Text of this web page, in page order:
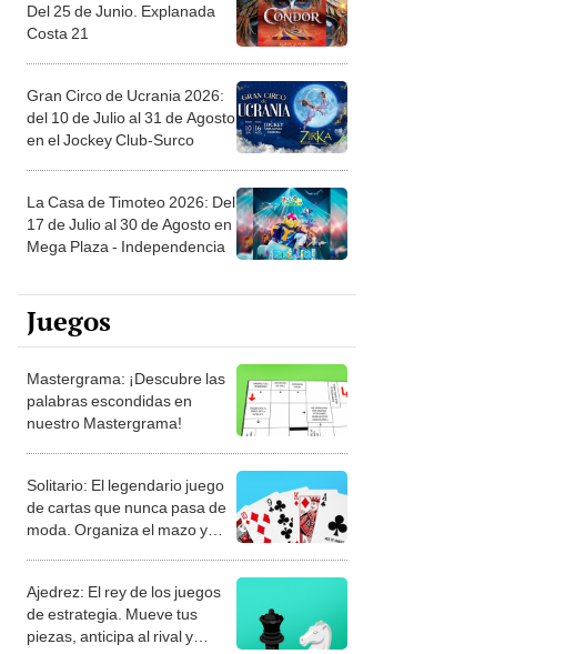
Del 25 de Junio. Explanada
Costa 21
Gran Circo de Ucrania 2026:
del 10 de Julio al 31 de Agosto
en el Jockey Club-Surco
La Casa de Timoteo 2026: Del
17 de Julio al 30 de Agosto en
Mega Plaza - Independencia
Juegos
Mastergrama: ¡Descubre las
palabras escondidas en
nuestro Mastergrama!
Solitario: El legendario juego
de cartas que nunca pasa de
moda. Organiza el mazo y
Ajedrez: El rey de los juegos
de estrategia. Mueve tus
piezas, anticipa al rival y